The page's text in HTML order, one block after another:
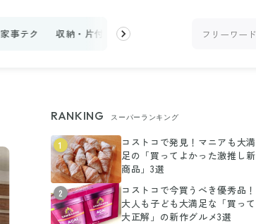
家事テク 収納・片付け 100均・雑貨
RANKING スーパーランキング
1
コストコで発見！マニアも大満
足の「買ってよかった激推し新
商品」3選
2
コストコで今買うべき優秀品！
大人も子ども大満足な「買って
大正解」の新作グルメ3選